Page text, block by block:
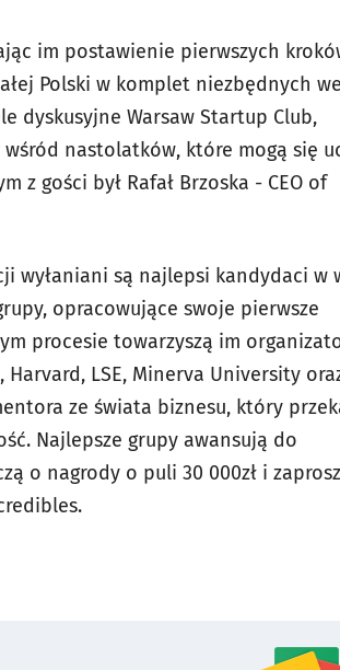
im postawienie pierwszych
Polski w komplet niezbędnych we
dyskusyjne Warsaw Startup Club,
nastolatków, które mogą się
gości był Rafał Brzoska - CEO of
wyłaniani są najlepsi kandydaci w
opracowujące swoje pierwsze
procesie towarzyszą im
LSE, Minerva University
ze świata biznesu, który
Najlepsze grupy awansują do
o nagrody o puli 30 000zł i